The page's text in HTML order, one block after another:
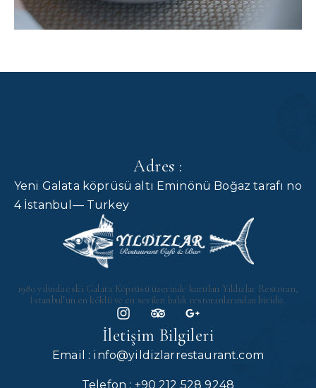
Adres :
Yeni Galata köprüsü altı Eminönü Boğaz tarafı no
4 İstanbul— Turkey
1980 yılında eski Galata Köprüsü üzerinde kurulan Yıldızlar Restoran,
İstanbul’un en köklü ve en sevilen balık restoranlarından biridir.
İletişim Bilgileri
Email : info@yildizlarrestaurant.com
Telefon : +90 212 528 9248